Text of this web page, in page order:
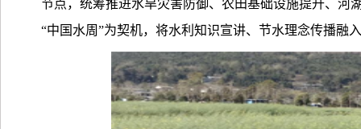
节点，统筹推进水旱灾害防御、农田基础设施提升、河
“中国水周”为契机，将水利知识宣讲、节水理念传播融